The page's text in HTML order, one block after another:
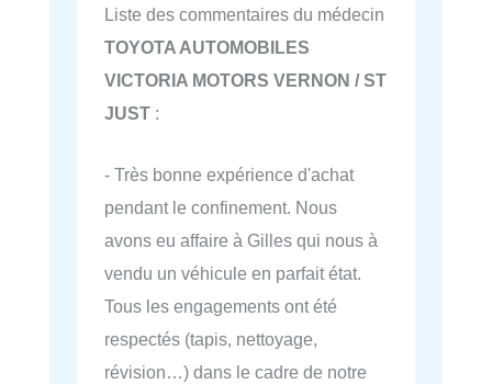
Liste des commentaires du médecin
TOYOTA AUTOMOBILES
VICTORIA MOTORS VERNON / ST
JUST :
- Très bonne expérience d'achat
pendant le confinement. Nous
avons eu affaire à Gilles qui nous à
vendu un véhicule en parfait état.
Tous les engagements ont été
respectés (tapis, nettoyage,
révision…) dans le cadre de notre